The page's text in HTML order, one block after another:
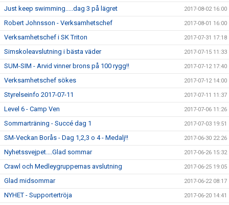
Just keep swimming.....dag 3 på lägret 2017-08-02 16:00
Robert Johnsson - Verksamhetschef 2017-08-01 16:00
Verksamhetschef i SK Triton 2017-07-31 17:18
Simskoleavslutning i bästa väder 2017-07-15 11:33
SUM-SIM - Arvid vinner brons på 100 rygg!! 2017-07-12 17:40
Verksamhetschef sökes 2017-07-12 14:00
Styrelseinfo 2017-07-11 2017-07-11 11:37
Level 6 - Camp Ven 2017-07-06 11:26
Sommarträning - Succé dag 1 2017-07-03 19:51
SM-Veckan Borås - Dag 1,2,3 o 4 - Medalj!! 2017-06-30 22:26
Nyhetssvejpet....Glad sommar 2017-06-26 15:32
Crawl och Medleygruppernas avslutning 2017-06-25 19:05
Glad midsommar 2017-06-22 08:17
NYHET - Supportertröja 2017-06-20 14:41